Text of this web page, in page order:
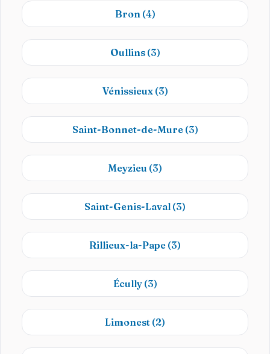
Bron (4)
Oullins (3)
Vénissieux (3)
Saint-Bonnet-de-Mure (3)
Meyzieu (3)
Saint-Genis-Laval (3)
Rillieux-la-Pape (3)
Écully (3)
Limonest (2)